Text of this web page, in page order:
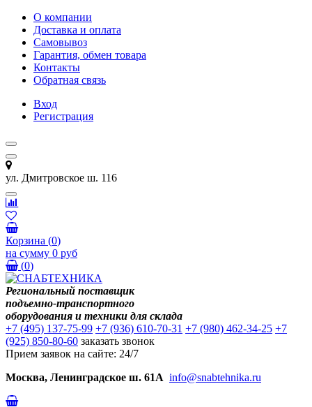
О компании
Доставка и оплата
Самовывоз
Гарантия, обмен товара
Контакты
Обратная связь
Вход
Регистрация
ул. Дмитровское ш. 116
Корзина (0)
на сумму 0 руб
(0)
Региональный поставщик
подъемно-транспортного
оборудования и техники для склада
+7 (495) 137-75-99 +7 (936) 610-70-31 +7 (980) 462-34-25 +7
(925) 850-80-60 заказать звонок
Прием заявок на сайте: 24/7
Москва, Ленинградское ш. 61А info@snabtehnika.ru